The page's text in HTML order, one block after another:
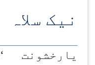
نیک سلاہ
یارخشونت ‘